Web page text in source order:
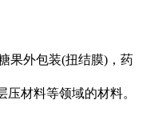
果外包装(扭结膜)，药
材料等领域的材料。